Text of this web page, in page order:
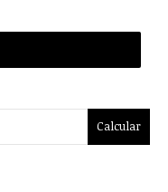
Calcular